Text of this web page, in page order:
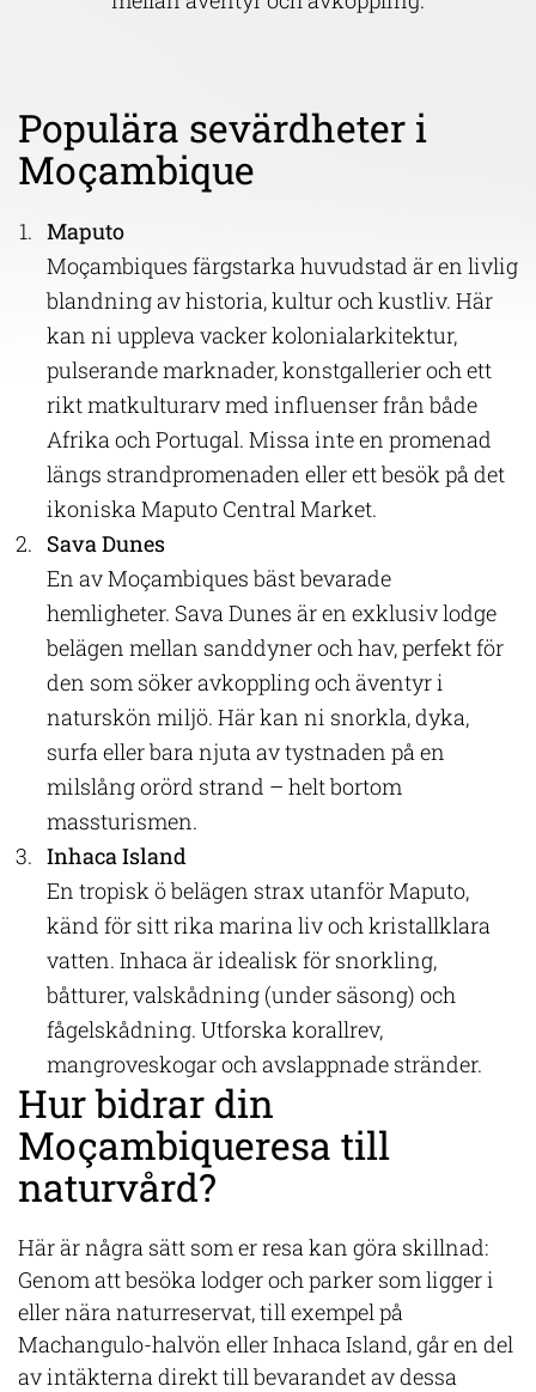
Populära sevärdheter i
Moçambique
Maputo
Moçambiques färgstarka huvudstad är en livlig
blandning av historia, kultur och kustliv. Här
kan ni uppleva vacker kolonialarkitektur,
pulserande marknader, konstgallerier och ett
rikt matkulturarv med influenser från både
Afrika och Portugal. Missa inte en promenad
längs strandpromenaden eller ett besök på det
ikoniska Maputo Central Market.
Sava Dunes
En av Moçambiques bäst bevarade
hemligheter. Sava Dunes är en exklusiv lodge
belägen mellan sanddyner och hav, perfekt för
den som söker avkoppling och äventyr i
naturskön miljö. Här kan ni snorkla, dyka,
surfa eller bara njuta av tystnaden på en
milslång orörd strand – helt bortom
massturismen.
Inhaca Island
En tropisk ö belägen strax utanför Maputo,
känd för sitt rika marina liv och kristallklara
vatten. Inhaca är idealisk för snorkling,
båtturer, valskådning (under säsong) och
fågelskådning. Utforska korallrev,
mangroveskogar och avslappnade stränder.
Hur bidrar din
Moçambiqueresa till
naturvård?
Här är några sätt som er resa kan göra skillnad:
Genom att besöka lodger och parker som ligger i
eller nära naturreservat, till exempel på
Machangulo-halvön eller Inhaca Island, går en del
av intäkterna direkt till bevarandet av dessa